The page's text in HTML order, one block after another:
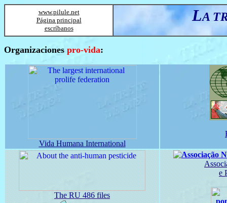
www.pilule.net
Página principal
escríbanos
LA
Organizaciones pro-vida:
Vida Humana International
The RU 486 files
e